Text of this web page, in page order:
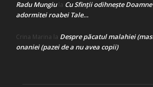
Radu Mungiula Cu Sfinții odihnește
adormitei roabei Tale…
Crina Marina la Despre păcatul malahiei
onaniei (pazei de a nu avea copii)